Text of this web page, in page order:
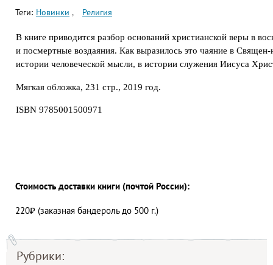
Рубрики:
Теги: Новинки Религия
В книге приводится разбор оснований христианской веры в
и посмертные воздаяния. Как выразилось это чаяние в
истории человеческой мысли, в истории служения Иисуса
Мягкая обложка, 231 стр., 2019 год.
ISBN 9785001500971
Стоимость доставки книги (почтой России):
220₽ (заказная бандероль до 500 г.)